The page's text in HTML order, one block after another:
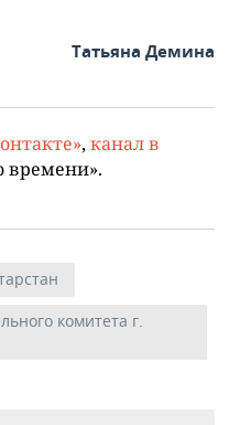
Татьяна Демина
, канал в
времени».
комитета г.